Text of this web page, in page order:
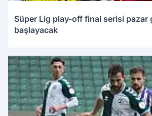
Süper Lig play-off final serisi pazar
başlayacak